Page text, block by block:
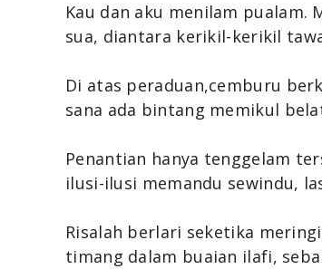
Kau dan aku menilam pualam.
sua, diantara kerikil-kerikil
Di atas peraduan,cemburu
sana ada bintang memikul
Penantian hanya tenggelam
ilusi-ilusi memandu sewindu,
Risalah berlari seketika
timang dalam buaian ilafi,